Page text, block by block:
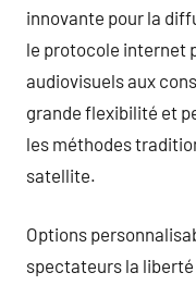
innovante pour la
le protocole internet
audiovisuels aux
grande flexibilité et
les méthodes
satellite.
Options
spectateurs la